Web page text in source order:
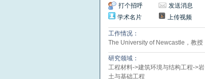
打个招呼
发送消息
学术名片
上传视频
工作情况：
The University of Newcastle，教授
研究领域：
工程材料->建筑环境与结构工程->岩
土与基础工程